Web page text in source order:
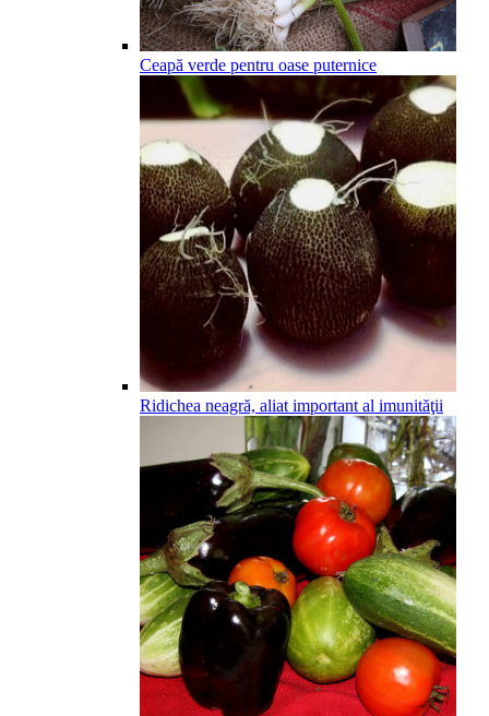
Ceapă verde pentru oase puternice
Ridichea neagră, aliat important al imunităţii